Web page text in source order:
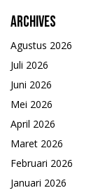
Archives
Agustus 2026
Juli 2026
Juni 2026
Mei 2026
April 2026
Maret 2026
Februari 2026
Januari 2026